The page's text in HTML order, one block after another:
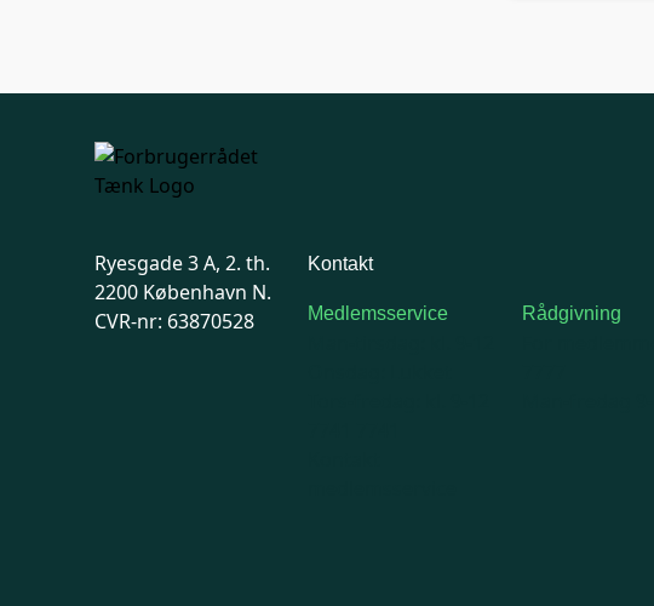
Ryesgade 3 A, 2. th.
2200 København N.
CVR-nr: 63870528
Kontakt
Medlemsservice Rådgivning